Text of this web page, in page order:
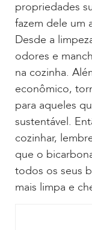
propriedades
fazem dele um
Desde a
odores e
na cozinha.
econômico,
para aqueles
sustentável.
cozinhar,
que o
todos os seus
mais limpa e